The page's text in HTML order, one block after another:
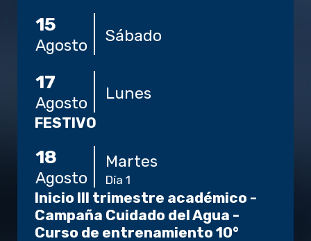
15
Agosto Sábado
17
Agosto Lunes
FESTIVO
18
Agosto
Martes
Día 1
Inicio III trimestre académico -
Campaña Cuidado del Agua -
Curso de entrenamiento 10°